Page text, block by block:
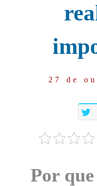
27 de
Por